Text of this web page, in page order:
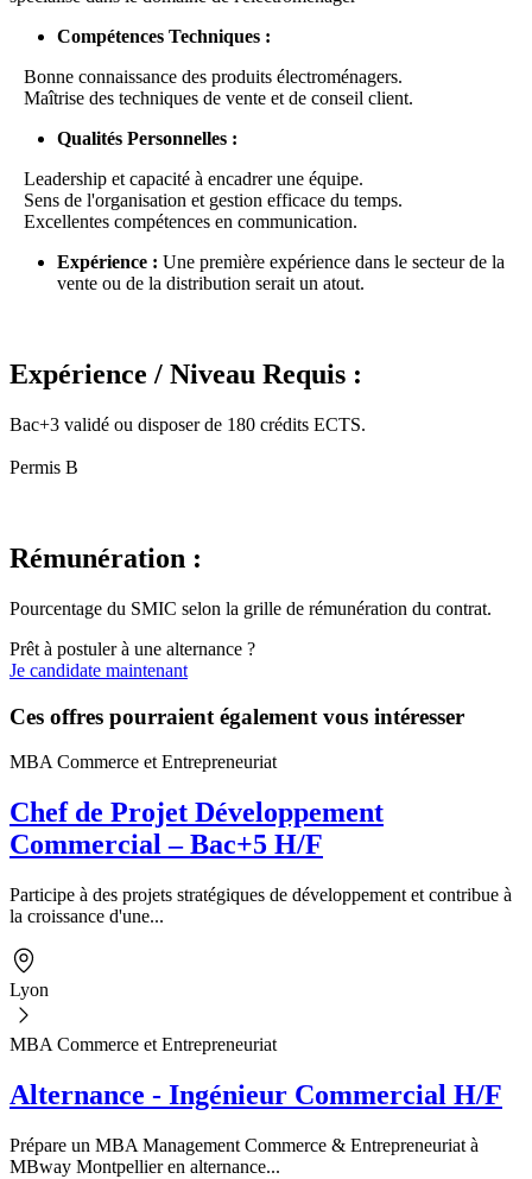
Compétences Techniques :
Bonne connaissance des produits électroménagers.
Maîtrise des techniques de vente et de conseil client.
Qualités Personnelles :
Leadership et capacité à encadrer une équipe.
Sens de l'organisation et gestion efficace du temps.
Excellentes compétences en communication.
Expérience : Une première expérience dans le secteur de la
vente ou de la distribution serait un atout.
Expérience / Niveau Requis :
Bac+3 validé ou disposer de 180 crédits ECTS.
Permis B
Rémunération :
Pourcentage du SMIC selon la grille de rémunération du contrat.
Prêt à postuler à une alternance ?
Je candidate maintenant
Ces offres pourraient également vous intéresser
MBA Commerce et Entrepreneuriat
Chef de Projet Développement
Commercial – Bac+5 H/F
Participe à des projets stratégiques de développement et contribue à
la croissance d'une...
Lyon
MBA Commerce et Entrepreneuriat
Alternance - Ingénieur Commercial H/F
Prépare un MBA Management Commerce & Entrepreneuriat à
MBway Montpellier en alternance...